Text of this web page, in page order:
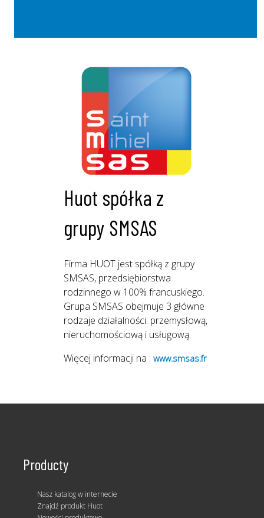
Huot spółka z
grupy SMSAS
Firma HUOT jest spółką z grupy
SMSAS, przedsiębiorstwa
rodzinnego w 100% francuskiego.
Grupa SMSAS obejmuje 3 główne
rodzaje działalności: przemysłową,
nieruchomościową i usługową.
Więcej informacji na : www.smsas.fr
Producty
Nasz katalog w internecie
Znajdź produkt Huot